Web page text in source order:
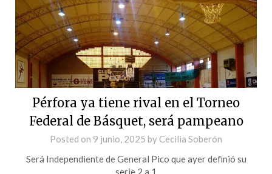
Pérfora ya tiene rival en el Torneo
Federal de Básquet, será pampeano
Posted on 9 junio, 2025 by Cecilia Soberón
Será Independiente de General Pico que ayer definió su
serie 2 a 1